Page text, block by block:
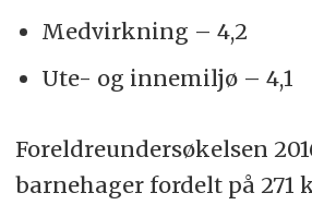
Medvirkning – 4,2
Ute- og innemiljø – 4,1
Foreldreundersøkelsen
barnehager fordelt på 271